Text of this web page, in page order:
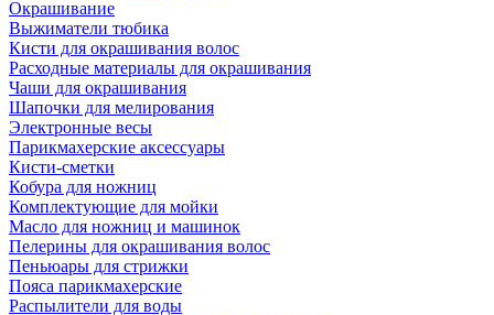
Окрашивание
Выжиматели тюбика
Кисти для окрашивания волос
Расходные материалы для окрашивания
Чаши для окрашивания
Шапочки для мелирования
Электронные весы
Парикмахерские аксессуары
Кисти-сметки
Кобура для ножниц
Комплектующие для мойки
Масло для ножниц и машинок
Пелерины для окрашивания волос
Пеньюары для стрижки
Пояса парикмахерские
Распылители для воды